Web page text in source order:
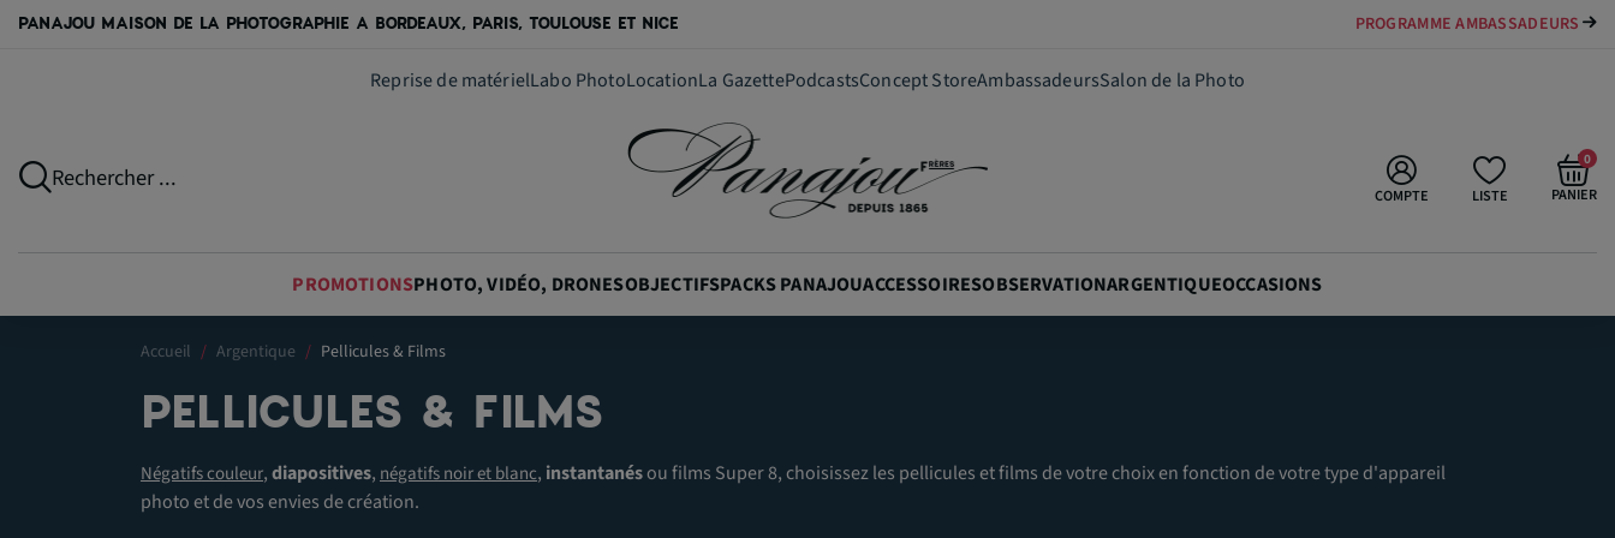
PANAJOU MAISON DE LA PHOTOGRAPHIE A BORDEAUX, PARIS, TOULOUSE ET NICE PAYER VOTRE MATÉRIEL JUSQU'EN 84 FOIS
Reprise de matérielLabo PhotoLocationLa GazettePodcastsConcept StoreAmbassadeursSalon de la Photo
Rechercher ...
LISTE
COMPTE PANIER
0
PROMOTIONSPHOTO, VIDÉO, DRONESOBJECTIFSPACKS PANAJOUACCESSOIRESOBSERVATIONARGENTIQUEOCCASIONS
Accueil Argentique Pellicules & Films
PELLICULES & FILMS
Négatifs couleur,diapositives, négatifs noir et blanc, instantanésou films Super 8, choisissez les pellicules et films de votre choix en fonction de votre type d'appareil
photo et de vos envies de création.